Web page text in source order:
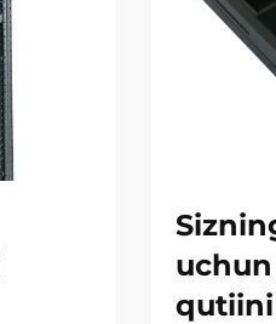
qutiini